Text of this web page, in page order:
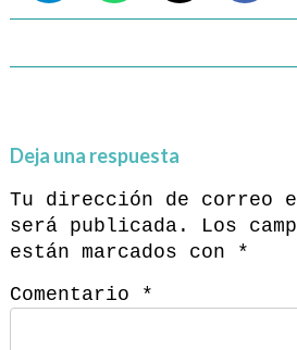
Deja una respuesta
Tu dirección de correo
será publicada.
Los
están marcados con
*
Comentario
*